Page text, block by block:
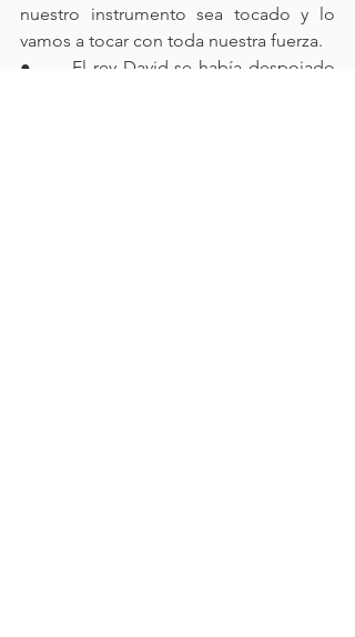
nuestro instrumento sea tocado y lo
vamos a tocar con toda nuestra fuerza.
●      El rey David se había despojado